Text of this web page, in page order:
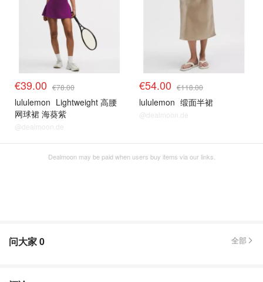
€39.00 €78.00
lululemon Lightweight 高腰
网球裙 海葵紫
@dealmoon.de
€54.00 €118.00
lululemon 缎面半裙
@dealmoon.de
Dealmoon may be paid when users buy items via our links.
问大家0 全部